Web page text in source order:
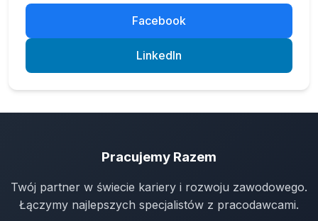
Facebook
LinkedIn
Pracujemy Razem
Twój partner w świecie kariery i rozwoju zawodowego.
Łączymy najlepszych specjalistów z pracodawcami.